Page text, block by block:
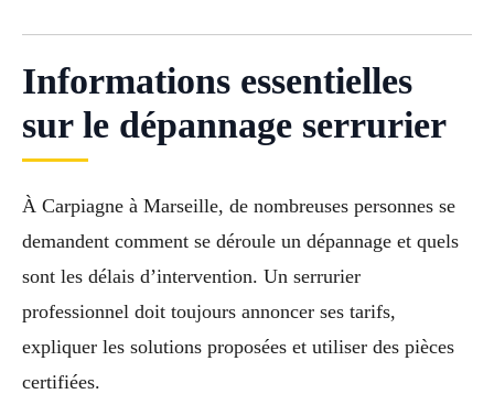
Informations essentielles
sur le dépannage serrurier
À Carpiagne à Marseille, de nombreuses personnes se
demandent comment se déroule un dépannage et quels
sont les délais d’intervention. Un serrurier
professionnel doit toujours annoncer ses tarifs,
expliquer les solutions proposées et utiliser des pièces
certifiées.